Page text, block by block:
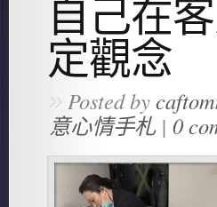
自己在
定觀念
»Posted by
意心情手札| 0